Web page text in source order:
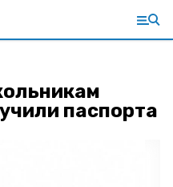
паспорта